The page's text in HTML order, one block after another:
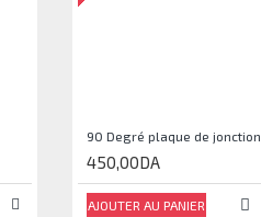
Connecteur de coin de cube
500,00DA
AJOUTER AU PANIER
90 Degré plaque de jonction
450,00DA
AJOUTER AU PANIER